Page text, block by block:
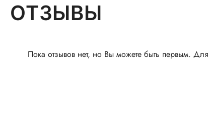
ОТЗЫВЫ
Пока отзывов нет, но Вы можете быть первым. Для